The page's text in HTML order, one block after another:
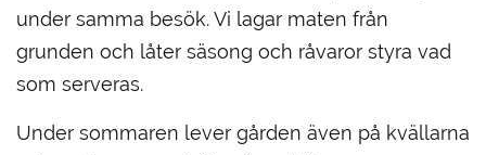
under samma besök. Vi lagar maten från
grunden och låter säsong och råvaror styra vad
som serveras.
Under sommaren lever gården även på kvällarna